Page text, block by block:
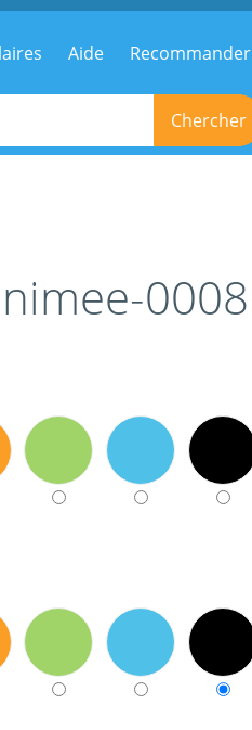
Aide Recommander
Chercher
0008